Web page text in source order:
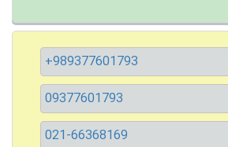
+989377601793
09377601793
021-66368169